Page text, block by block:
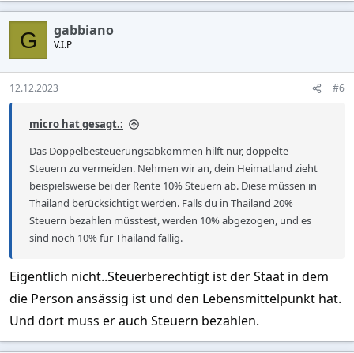
a
c
o
n
s
G gabbiano
V.I.P
12.12.2023 #6
micro hat gesagt.:
Das Doppelbesteuerungsabkommen hilft nur, doppelte
Steuern zu vermeiden. Nehmen wir an, dein Heimatland zieht
beispielsweise bei der Rente 10% Steuern ab. Diese müssen in
Thailand berücksichtigt werden. Falls du in Thailand 20%
Steuern bezahlen müsstest, werden 10% abgezogen, und es
sind noch 10% für Thailand fällig.
Eigentlich nicht..Steuerberechtigt ist der Staat in dem
die Person ansässig ist und den Lebensmittelpunkt hat.
Und dort muss er auch Steuern bezahlen.